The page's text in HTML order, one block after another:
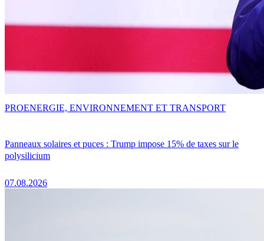
Panneaux solaires et puces : Trump impose 15% de taxes sur le
polysilicium
07.08.2026
PROENERGIE, ENVIRONNEMENT ET TRANSPORT